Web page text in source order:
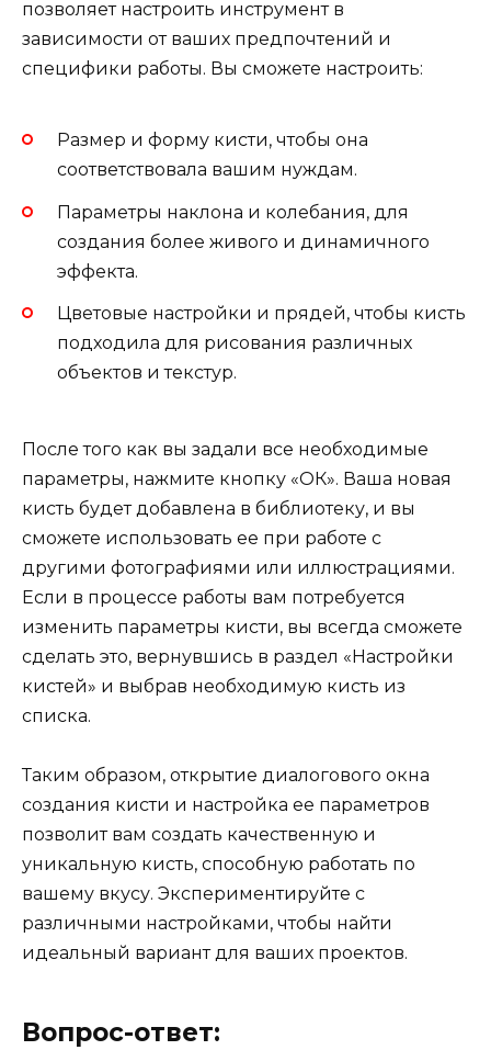
позволяет настроить инструмент в
зависимости от ваших предпочтений и
специфики работы. Вы сможете настроить:
Размер и форму кисти, чтобы она
соответствовала вашим нуждам.
Параметры наклона и колебания, для
создания более живого и динамичного
эффекта.
Цветовые настройки и прядей, чтобы кисть
подходила для рисования различных
объектов и текстур.
После того как вы задали все необходимые
параметры, нажмите кнопку «ОК». Ваша новая
кисть будет добавлена в библиотеку, и вы
сможете использовать ее при работе с
другими фотографиями или иллюстрациями.
Если в процессе работы вам потребуется
изменить параметры кисти, вы всегда сможете
сделать это, вернувшись в раздел «Настройки
кистей» и выбрав необходимую кисть из
списка.
Таким образом, открытие диалогового окна
создания кисти и настройка ее параметров
позволит вам создать качественную и
уникальную кисть, способную работать по
вашему вкусу. Экспериментируйте с
различными настройками, чтобы найти
идеальный вариант для ваших проектов.
Вопрос-ответ: